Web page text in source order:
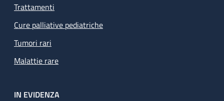
Trattamenti
Cure palliative pediatriche
Tumori rari
Malattie rare
IN EVIDENZA